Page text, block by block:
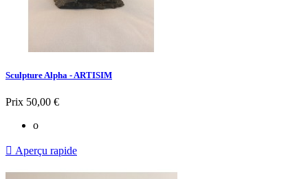
Sculpture Alpha - ARTISIM
Prix 50,00 €
o
 Aperçu rapide